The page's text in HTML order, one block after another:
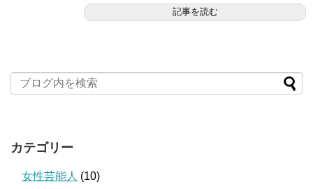
記事を読む
カテゴリー
女性芸能人 (10)